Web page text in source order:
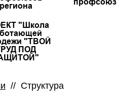
региона
"Школа
"ТВОЙ
ПОД
// Структура